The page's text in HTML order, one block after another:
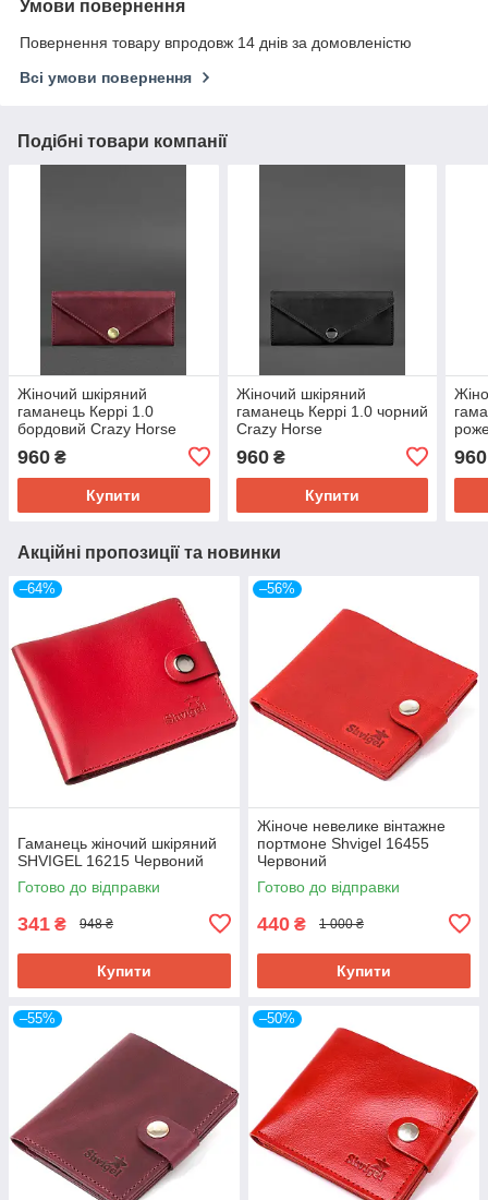
Умови повернення
Повернення товару впродовж 14 днів за домовленістю
Всі умови повернення
Подібні товари компанії
Жіночий шкіряний
гаманець Керрі 1.0
бордовий Crazy Horse
960 ₴
Купити
Жіночий шкіряний
гаманець Керрі 1.0 чорний
Crazy Horse
960₴
Купити
960
Акційні пропозиції та новинки
–64%
Гаманець жіночий шкіряний
SHVIGEL 16215 Червоний
Готово до відправки
341 ₴ 948 ₴
Купити
–56%
Жіноче невелике вінтажне
портмоне Shvigel 16455
Червоний
Готово до відправки
440 ₴ 1 000 ₴
Купити
–55% –50%